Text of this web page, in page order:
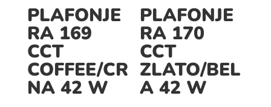
PLAFONJE
RA 169
CCT
COFFEE/CR
NA 42 W
PLAFONJE
RA 170
CCT
ZLATO/BEL
A 42 W